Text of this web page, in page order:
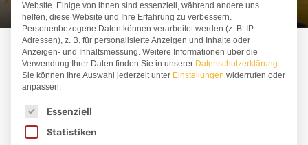
Website. Einige von ihnen sind essenziell, während andere uns
helfen, diese Website und Ihre Erfahrung zu verbessern.
Personenbezogene Daten können verarbeitet werden (z. B. IP-
Adressen), z. B. für personalisierte Anzeigen und Inhalte oder
Anzeigen- und Inhaltsmessung. Weitere Informationen über die
Verwendung Ihrer Daten finden Sie in unserer Datenschutzerklärung.
Sie können Ihre Auswahl jederzeit unter Einstellungen widerrufen oder
anpassen.
Es folgt eine Liste der Service-Gruppen, für die
Essenziell
Statistiken